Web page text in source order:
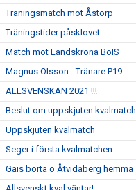
Träningsmatch mot Åstorp
Träningstider påsklovet
Match mot Landskrona BoIS
Magnus Olsson - Tränare P19
ALLSVENSKAN 2021 !!!
Beslut om uppskjuten kvalmatch
Uppskjuten kvalmatch
Seger i första kvalmatchen
Gais borta o Åtvidaberg hemma